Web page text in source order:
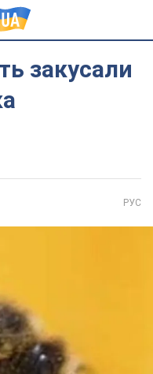
закусали
РУС